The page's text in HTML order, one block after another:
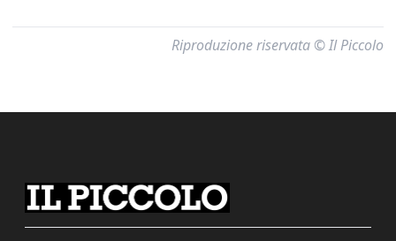
Riproduzione riservata © Il Piccolo